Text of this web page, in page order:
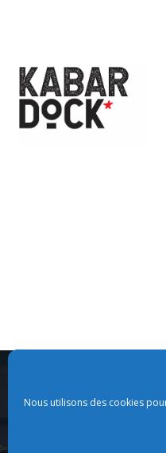
Nous utilisons des cookies